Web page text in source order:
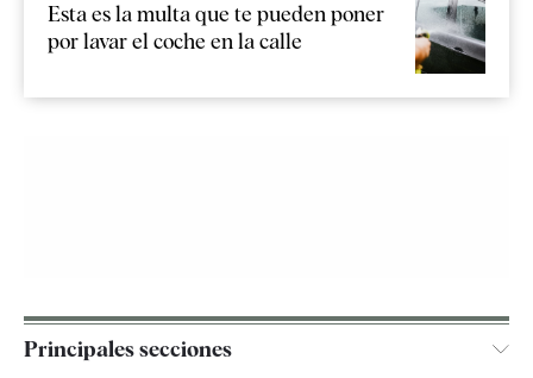
Esta es la multa que te pueden poner
por lavar el coche en la calle
Principales secciones